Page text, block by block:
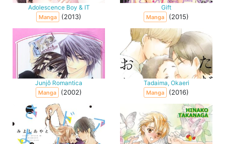
Adolescence Boy & IT
Manga (2013)
Gift
Manga (2015)
Junjô Romantica
Manga (2002)
Tadaima, Okaeri
Manga (2016)